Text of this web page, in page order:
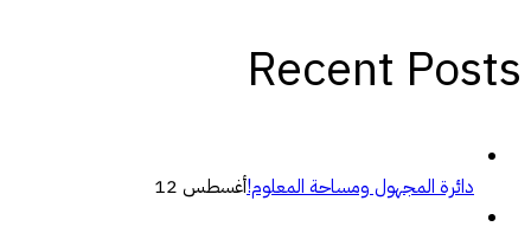
Recent Posts
دائرة المجهول ومساحة المعلوم!أغسطس 12